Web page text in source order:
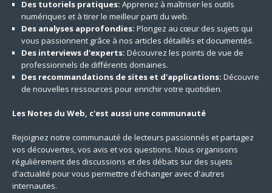
Des tutoriels pratiques: Apprenez à maîtriser les outils
numériques et à tirer le meilleur parti du web.
Des analyses approfondies: Plongez au cœur des sujets qui
vous passionnent grâce à nos articles détaillés et documentés.
Des interviews d'experts: Découvrez les points de vue de
professionnels de différents domaines.
Des recommandations de sites et d'applications: Découvre
de nouvelles ressources pour enrichir votre quotidien.
Les Notes du Web, c'est aussi une communauté
Rejoignez notre communauté de lecteurs passionnés et partagez
vos découvertes, vos avis et vos questions. Nous organisons
régulièrement des discussions et des débats sur des sujets
d'actualité pour vous permettre d'échanger avec d'autres
internautes.